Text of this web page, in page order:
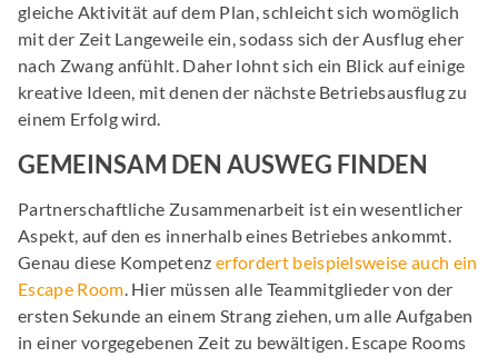
gleiche Aktivität auf dem Plan, schleicht sich womöglich
mit der Zeit Langeweile ein, sodass sich der Ausflug eher
nach Zwang anfühlt. Daher lohnt sich ein Blick auf einige
kreative Ideen, mit denen der nächste Betriebsausflug zu
einem Erfolg wird.
GEMEINSAM DEN AUSWEG FINDEN
Partnerschaftliche Zusammenarbeit ist ein wesentlicher
Aspekt, auf den es innerhalb eines Betriebes ankommt.
Genau diese Kompetenzerfordert beispielsweise auch ein
Escape Room. Hier müssen alle Teammitglieder von der
ersten Sekunde an einem Strang ziehen, um alle Aufgaben
in einer vorgegebenen Zeit zu bewältigen. Escape Rooms